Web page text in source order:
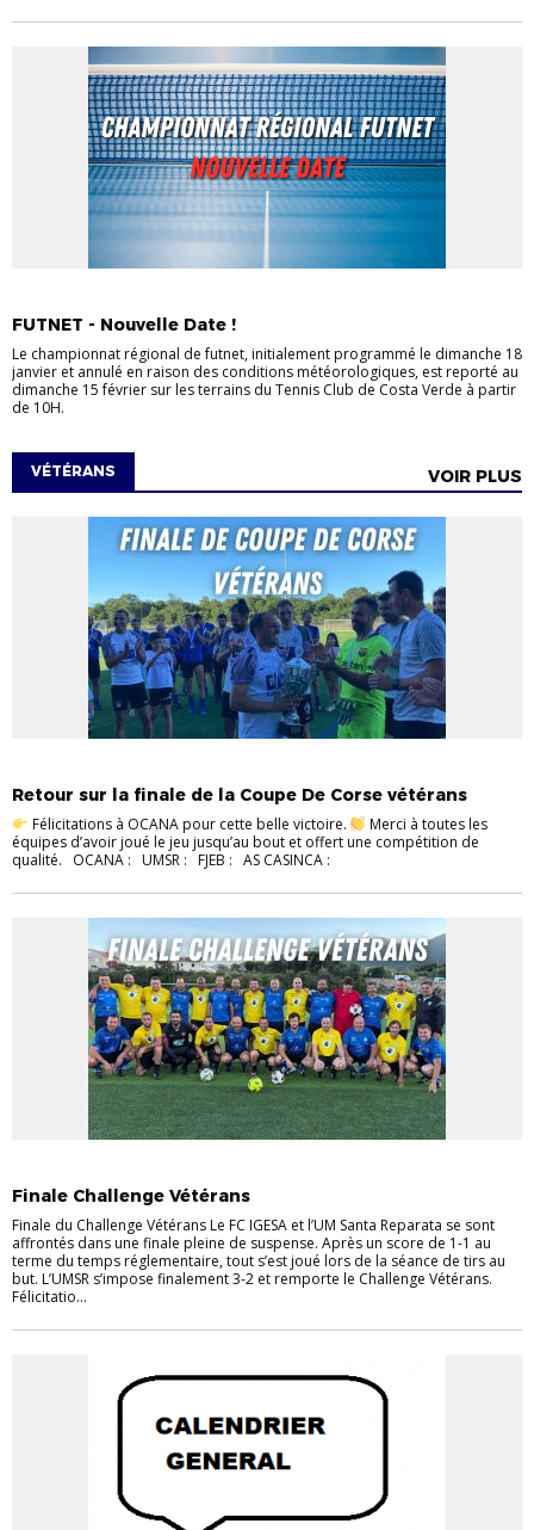
FUTNET - Nouvelle Date !
Le championnat régional de futnet, initialement programmé le dimanche 18
janvier et annulé en raison des conditions météorologiques, est reporté au
dimanche 15 février sur les terrains du Tennis Club de Costa Verde à partir
de 10H.
VÉTÉRANS VOIR PLUS
Retour sur la finale de la Coupe De Corse vétérans
Félicitations à OCANA pour cette belle victoire.
Merci à toutes les
équipes d’avoir joué le jeu jusqu’au bout et offert une compétition de
qualité. OCANA : UMSR : FJEB : AS CASINCA :
Finale Challenge Vétérans
Finale du Challenge Vétérans Le FC IGESA et l’UM Santa Reparata se sont
affrontés dans une finale pleine de suspense. Après un score de 1-1 au
terme du temps réglementaire, tout s’est joué lors de la séance de tirs au
but. L’UMSR s’impose finalement 3-2 et remporte le Challenge Vétérans.
Félicitatio...